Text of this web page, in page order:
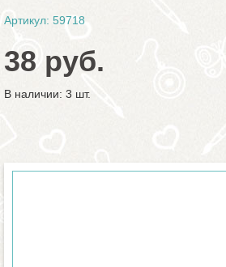
Артикул: 59718
38 руб.
В наличии: 3 шт.